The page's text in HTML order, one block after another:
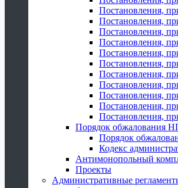
Постановления,
Постановления,
Постановления,
Постановления,
Постановления,
Постановления,
Постановления,
Постановления,
Постановления,
Постановления,
Постановления,
Порядок обжалования
Порядок
Кодекс
Антимонопольный
Проекты
Административные